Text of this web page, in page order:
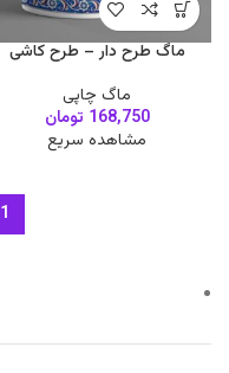
ماگ طرح دار – طرح کاشی
ماگ چاپی
168,750 تومان
مشاهده سریع
1